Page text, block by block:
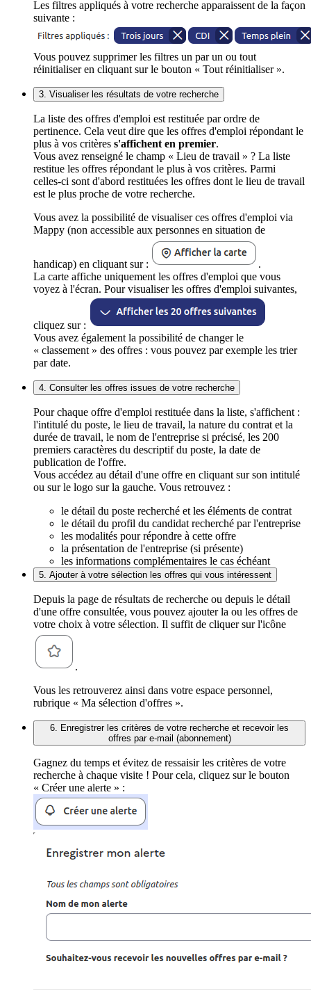
Les filtres appliqués à votre recherche apparaissent de la façon
suivante :
Vous pouvez supprimer les filtres un par un ou tout
réinitialiser en cliquant sur le bouton « Tout réinitialiser ».
3. Visualiser les résultats de votre recherche
La liste des offres d'emploi est restituée par ordre de
pertinence. Cela veut dire que les offres d'emploi répondant le
plus à vos critères s'affichent en premier.
Vous avez renseigné le champ « Lieu de travail » ? La liste
restitue les offres répondant le plus à vos critères. Parmi
celles-ci sont d'abord restituées les offres dont le lieu de travail
est le plus proche de votre recherche.
Vous avez la possibilité de visualiser ces offres d'emploi via
Mappy (non accessible aux personnes en situation de
handicap) en cliquant sur :
.
La carte affiche uniquement les offres d'emploi que vous
voyez à l'écran. Pour visualiser les offres d'emploi suivantes,
cliquez sur :
Vous avez également la possibilité de changer le
« classement » des offres : vous pouvez par exemple les trier
par date.
4. Consulter les offres issues de votre recherche
Pour chaque offre d'emploi restituée dans la liste, s'affichent :
l'intitulé du poste, le lieu de travail, la nature du contrat et la
durée de travail, le nom de l'entreprise si précisé, les 200
premiers caractères du descriptif du poste, la date de
publication de l'offre.
Vous accédez au détail d'une offre en cliquant sur son intitulé
ou sur le logo sur la gauche. Vous retrouvez :
le détail du poste recherché et les éléments de contrat
le détail du profil du candidat recherché par l'entreprise
les modalités pour répondre à cette offre
la présentation de l'entreprise (si présente)
les informations complémentaires le cas échéant
5. Ajouter à votre sélection les offres qui vous intéressent
Depuis la page de résultats de recherche ou depuis le détail
d'une offre consultée, vous pouvez ajouter la ou les offres de
votre choix à votre sélection. Il suffit de cliquer sur l'icône
.
Vous les retrouverez ainsi dans votre espace personnel,
rubrique « Ma sélection d'offres ».
6. Enregistrer les critères de votre recherche et recevoir les
offres par e-mail (abonnement)
Gagnez du temps et évitez de ressaisir les critères de votre
recherche à chaque visite ! Pour cela, cliquez sur le bouton
« Créer une alerte » :